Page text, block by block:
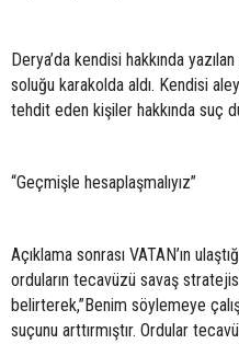
Derya’da kendisi hakkında
soluğu karakolda aldı. Kendisi
tehdit eden kişiler hakkında suç
“Geçmişle hesaplaşmalıyız”
Açıklama sonrası VATAN’ın
orduların tecavüzü savaş stratejisi
belirterek,”Benim söylemeye
suçunu arttırmıştır. Ordular